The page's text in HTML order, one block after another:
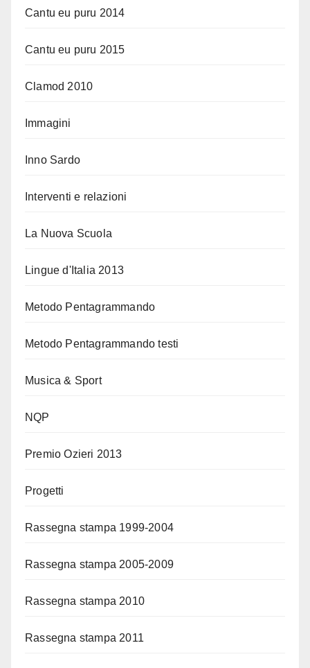
Cantu eu puru 2014
Cantu eu puru 2015
Clamod 2010
Immagini
Inno Sardo
Interventi e relazioni
La Nuova Scuola
Lingue d'Italia 2013
Metodo Pentagrammando
Metodo Pentagrammando testi
Musica & Sport
NQP
Premio Ozieri 2013
Progetti
Rassegna stampa 1999-2004
Rassegna stampa 2005-2009
Rassegna stampa 2010
Rassegna stampa 2011